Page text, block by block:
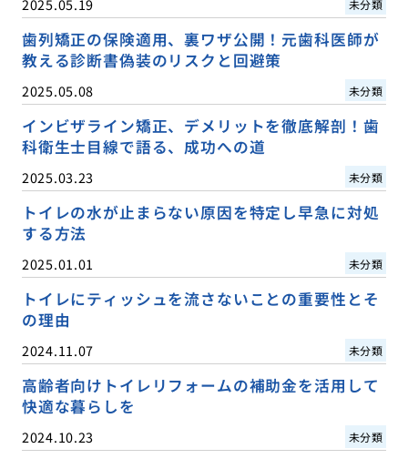
未分類
歯列矯正の保険適用、裏ワザ公開！元歯科医師が
教える診断書偽装のリスクと回避策
2025.05.08 未分類
インビザライン矯正、デメリットを徹底解剖！歯
科衛生士目線で語る、成功への道
2025.03.23 未分類
トイレの水が止まらない原因を特定し早急に対処
する方法
2025.01.01 未分類
トイレにティッシュを流さないことの重要性とそ
の理由
2024.11.07 未分類
高齢者向けトイレリフォームの補助金を活用して
快適な暮らしを
2024.10.23 未分類